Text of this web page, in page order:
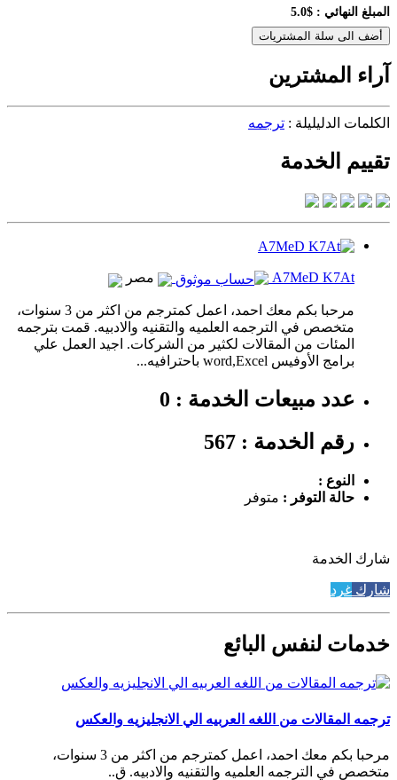
المبلغ النهائي : $5.0
أضف الى سلة المشتريات
آراء المشترين
الكلمات الدليليلة : ترجمه
تقييم الخدمة
A7MeD K7At مصر
مرحبا بكم معك احمد، اعمل كمترجم من اكثر من 3 سنوات،
متخصص في الترجمه العلميه والتقنيه والادبيه. قمت بترجمه
المئات من المقالات لكثير من الشركات. اجيد العمل علي
برامج الأوفيس word,Excel باحترافيه...
عدد مبيعات الخدمة : 0
رقم الخدمة : 567
النوع :
حالة التوفر : متوفر
شارك الخدمة
شارك غرد
خدمات لنفس البائع
ترجمه المقالات من اللغه العربيه الي الانجليزيه والعكس
مرحبا بكم معك احمد، اعمل كمترجم من اكثر من 3 سنوات،
متخصص في الترجمه العلميه والتقنيه والادبيه. ق..